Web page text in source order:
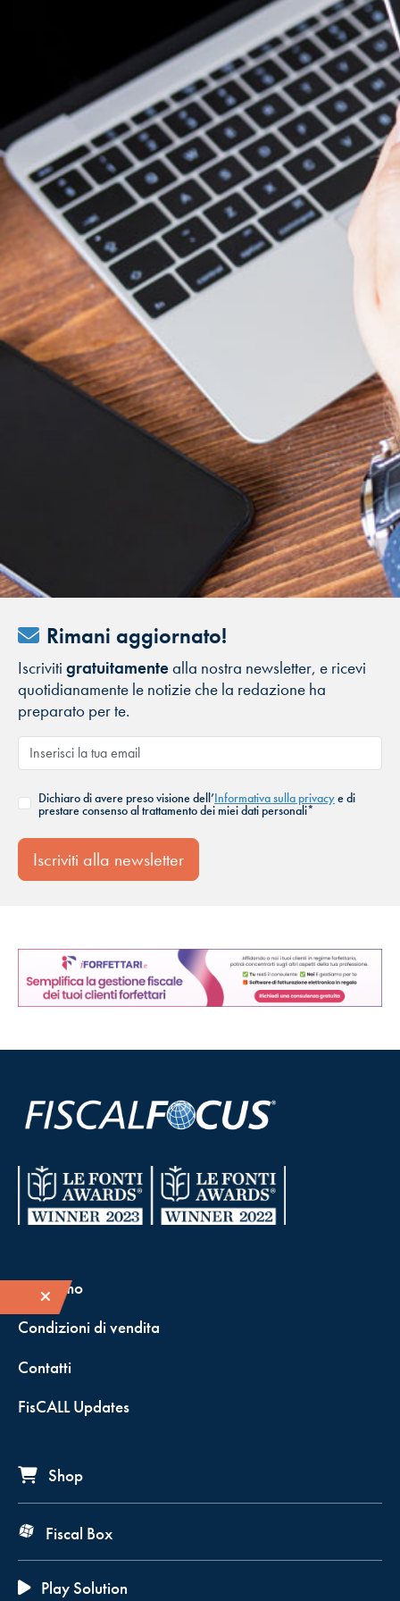
Rimani aggiornato!
Iscriviti gratuitamentealla nostra newsletter, e ricevi
quotidianamente le notizie che la redazione ha
preparato per te.
Dichiaro di avere preso visione dell’Informativa sulla privacye di
prestare consenso al trattamento dei miei dati personali*
Iscriviti alla newsletter
Chi siamo
Condizioni di vendita
Contatti
FisCALL Updates
Shop
Fiscal Box
Play Solution